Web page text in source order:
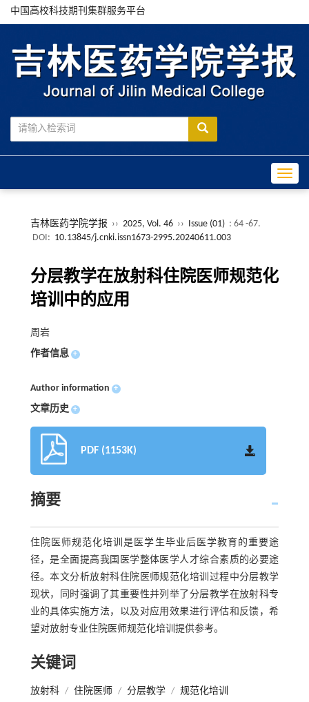
中国高校科技期刊集群服务平台
吉林医药学院学报 ›› 2025, Vol. 46 ›› Issue (01) : 64 -67.
DOI: 10.13845/j.cnki.issn1673-2995.20240611.003
分层教学在放射科住院医师规范化
培训中的应用
周岩
作者信息 +
Author information +
文章历史 +
PDF (1153K)
摘要
住院医师规范化培训是医学生毕业后医学教育的重要途
径，是全面提高我国医学整体医学人才综合素质的必要途
径。本文分析放射科住院医师规范化培训过程中分层教学
现状，同时强调了其重要性并列举了分层教学在放射科专
业的具体实施方法，以及对应用效果进行评估和反馈，希
望对放射专业住院医师规范化培训提供参考。
关键词
放射科 / 住院医师 / 分层教学 / 规范化培训